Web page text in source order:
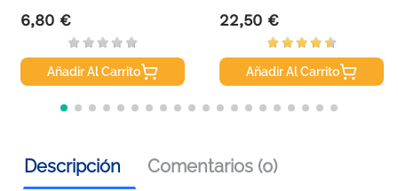
Precio
6,80 €
Añadir Al Carrito
Precio
22,50 €
Añadir Al Carrito
Descripción Comentarios (0)